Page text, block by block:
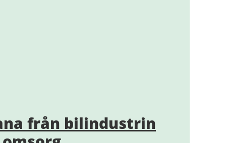
från bilindustrin